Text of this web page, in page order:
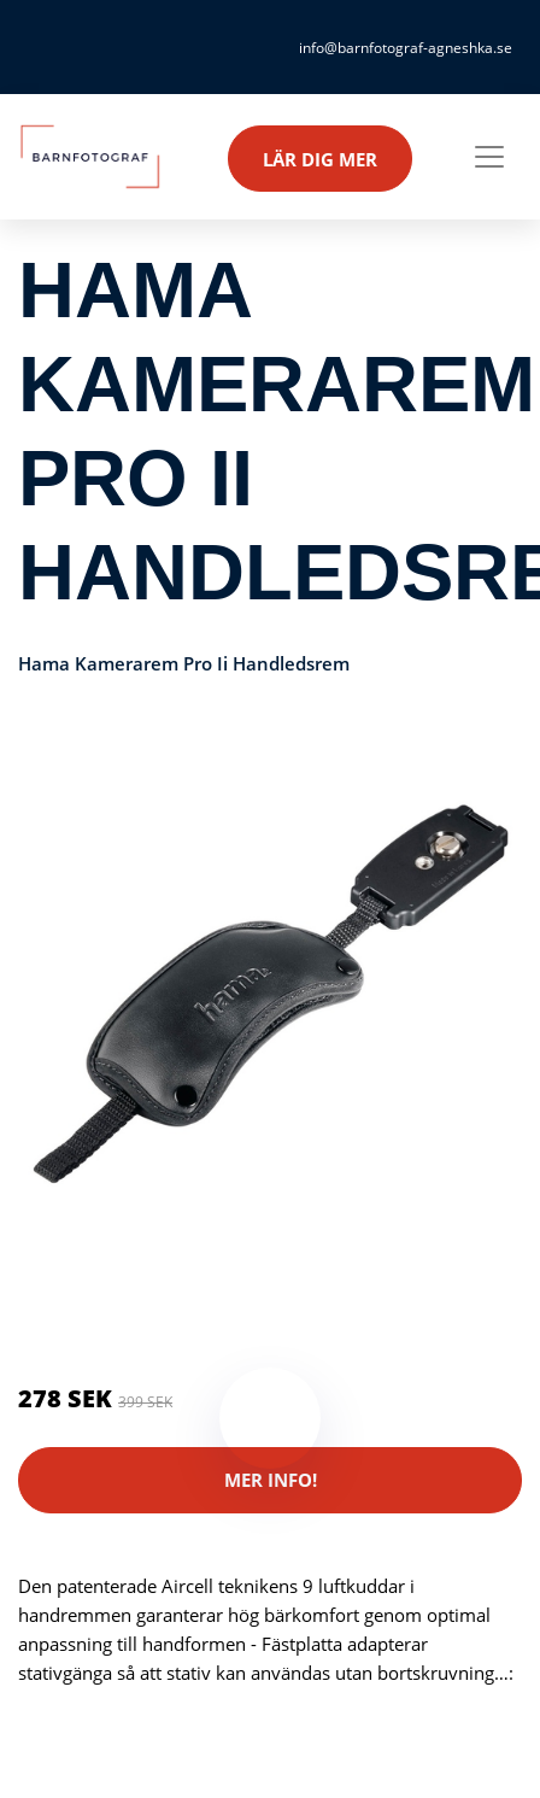
info@barnfotograf-agneshka.se
LÄR DIG MER
HAMA
KAMERAREM
PRO II
Hama Kamerarem Pro Ii Handledsrem
278 SEK 399 SEK
MER INFO!
Den patenterade Aircell teknikens 9 luftkuddar i
handremmen garanterar hög bärkomfort genom optimal
anpassning till handformen - Fästplatta adapterar
stativgänga så att stativ kan användas utan bortskruvning…: